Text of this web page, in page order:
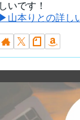
しいです！
▶山本りとの詳し